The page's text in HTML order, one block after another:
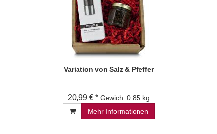
Variation von Salz & Pfeffer
20,99 € * Gewicht 0.85 kg
Mehr Informationen